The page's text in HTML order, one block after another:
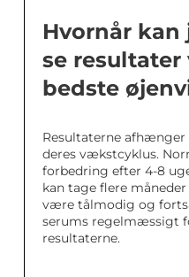
Hvornår
se resultater
bedste
Resultaterne afhænger
deres vækstcyklus.
forbedring efter 4-8
kan tage flere
være tålmodig og
serums regelmæssigt
resultaterne.